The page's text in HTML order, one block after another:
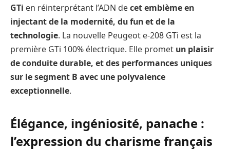
GTi en réinterprétant l’ADN decet emblème en
injectant de la modernité, du fun et de la
technologie. La nouvelle Peugeot e-208 GTi est la
première GTi 100% électrique. Elle promet un plaisir
de conduite durable, et des performances uniques
sur le segment B avec une polyvalence
exceptionnelle.
Élégance, ingéniosité, panache :
l’expression du charisme français